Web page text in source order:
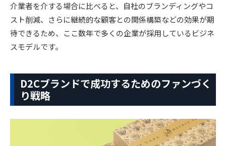
介業者を介する場合に比べると、自社のブランディングやコ
スト削減、さらに継続的な顧客との関係構築などの効果が期
待できるため、ここ数年で多くの企業が採用しているビジネ
スモデルです。
D2Cブランドで成功するためのファンづく
り戦略